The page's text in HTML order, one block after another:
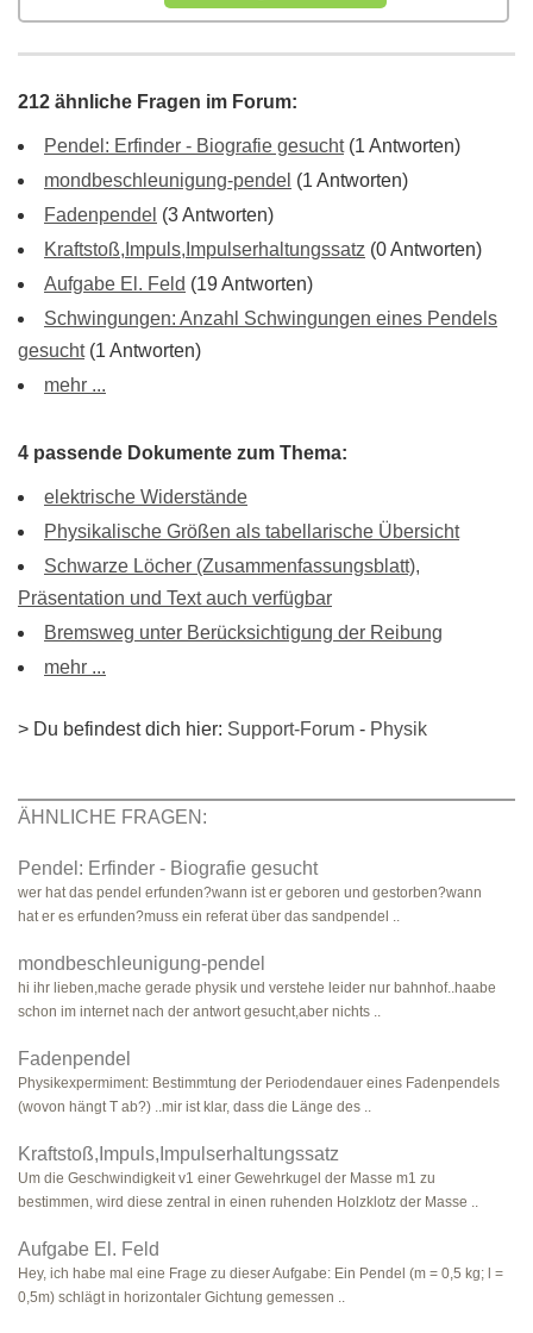
212 ähnliche Fragen im Forum:
Pendel: Erfinder - Biografie gesucht(1 Antworten)
mondbeschleunigung-pendel (1 Antworten)
Fadenpendel (3 Antworten)
Kraftstoß,Impuls,Impulserhaltungssatz (0 Antworten)
Aufgabe El. Feld (19 Antworten)
Schwingungen: Anzahl Schwingungen eines Pendels
gesucht(1 Antworten)
mehr ...
4 passende Dokumente zum Thema:
elektrische Widerstände
Physikalische Größen als tabellarische Übersicht
Schwarze Löcher (Zusammenfassungsblatt),
Präsentation und Text auch verfügbar
Bremsweg unter Berücksichtigung der Reibung
mehr ...
> Du befindest dich hier: Support-Forum - Physik
ÄHNLICHE FRAGEN:
Pendel: Erfinder - Biografie gesucht
wer hat das pendel erfunden?wann ist er geboren und gestorben?wann
hat er es erfunden?muss ein referat über das sandpendel ..
mondbeschleunigung-pendel
hi ihr lieben,mache gerade physik und verstehe leider nur bahnhof..haabe
schon im internet nach der antwort gesucht,aber nichts ..
Fadenpendel
Physikexpermiment: Bestimmtung der Periodendauer eines Fadenpendels
(wovon hängt T ab?) ..mir ist klar, dass die Länge des ..
Kraftstoß,Impuls,Impulserhaltungssatz
Um die Geschwindigkeit v1 einer Gewehrkugel der Masse m1 zu
bestimmen, wird diese zentral in einen ruhenden Holzklotz der Masse ..
Aufgabe El. Feld
Hey, ich habe mal eine Frage zu dieser Aufgabe: Ein Pendel (m = 0,5 kg; l =
0,5m) schlägt in horizontaler Gichtung gemessen ..